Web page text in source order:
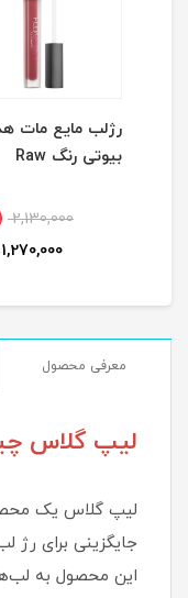
رژلب مایع مات
بیوتی رنگ Raw
2,130,000
1,270,000
معرفی محصول
لیپ گلاس
لیپ گلاس یک
جایگزینی برای رژ
این محصول به